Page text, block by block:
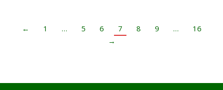
← 1 … 5 6 7 8 9 …
16
→